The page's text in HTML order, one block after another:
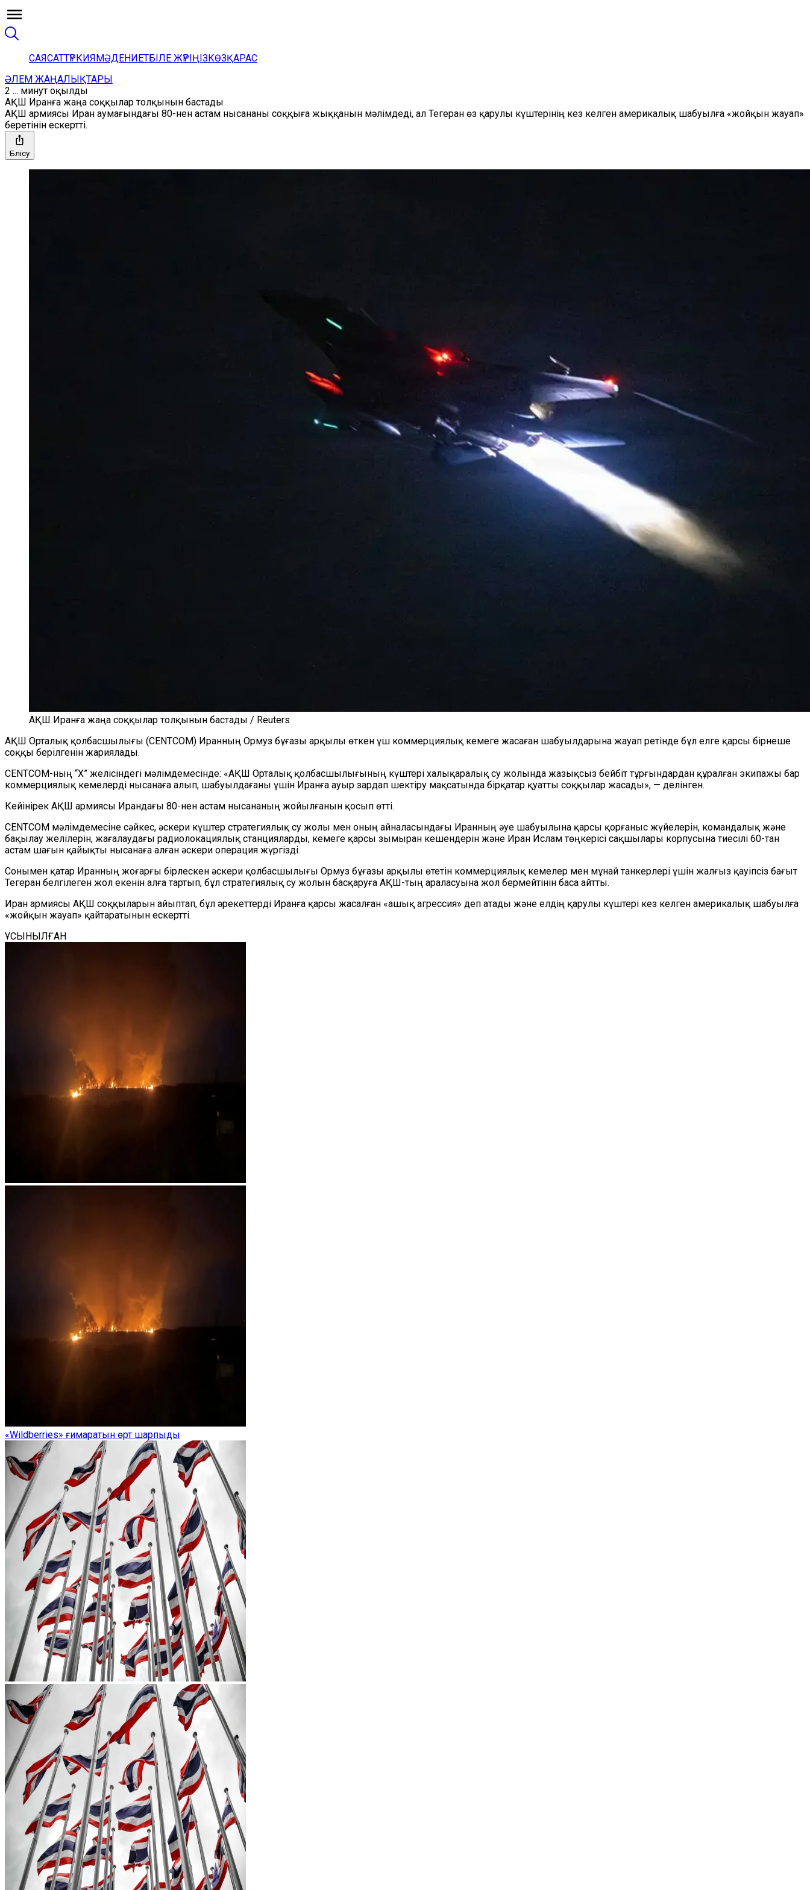
САЯСАТТҮРКИЯМӘДЕНИЕТБІЛЕ ЖҮРІҢІЗКӨЗҚАРАС
ӘЛЕМ ЖАҢАЛЫҚТАРЫ
2 ... минут оқылды
АҚШ Иранға жаңа соққылар толқынын бастады
АҚШ армиясы Иран аумағындағы 80-нен астам нысананы соққыға жыққанын мәлімдеді, ал Тегеран өз қарулы күштерінің кез келген америкалық шабуылға «жойқын жауап»
беретінін ескертті.
Бөлісу
АҚШ Иранға жаңа соққылар толқынын бастады / Reuters
АҚШ Орталық қолбасшылығы (CENTCOM) Иранның Ормуз бұғазы арқылы өткен үш коммерциялық кемеге жасаған шабуылдарына жауап ретінде бұл елге қарсы бірнеше
соққы берілгенін жариялады.
CENTCOM-ның “Х” желісіндегі мәлімдемесінде: «АҚШ Орталық қолбасшылығының күштері халықаралық су жолында жазықсыз бейбіт тұрғындардан құралған экипажы бар
коммерциялық кемелерді нысанаға алып, шабуылдағаны үшін Иранға ауыр зардап шектіру мақсатында бірқатар қуатты соққылар жасады», — делінген.
Кейінірек АҚШ армиясы Ирандағы 80-нен астам нысананың жойылғанын қосып өтті.
CENTCOM мәлімдемесіне сәйкес, әскери күштер стратегиялық су жолы мен оның айналасындағы Иранның әуе шабуылына қарсы қорғаныс жүйелерін, командалық және
бақылау желілерін, жағалаудағы радиолокациялық станцияларды, кемеге қарсы зымыран кешендерін және Иран Ислам төңкерісі сақшылары корпусына тиесілі 60-тан
астам шағын қайықты нысанаға алған әскери операция жүргізді.
Сонымен қатар Иранның жоғарғы бірлескен әскери қолбасшылығы Ормуз бұғазы арқылы өтетін коммерциялық кемелер мен мұнай танкерлері үшін жалғыз қауіпсіз бағыт
Тегеран белгілеген жол екенін алға тартып, бұл стратегиялық су жолын басқаруға АҚШ-тың араласуына жол бермейтінін баса айтты.
Иран армиясы АҚШ соққыларын айыптап, бұл әрекеттерді Иранға қарсы жасалған «ашық агрессия» деп атады және елдің қарулы күштері кез келген америкалық шабуылға
«жойқын жауап» қайтаратынын ескертті.
ҰСЫНЫЛҒАН
«Wildberries» ғимаратын өрт шарпыды